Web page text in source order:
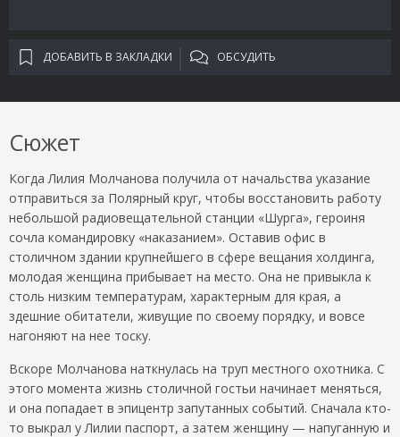
ДОБАВИТЬ В ЗАКЛАДКИ ОБСУДИТЬ
Сюжет
Когда Лилия Молчанова получила от начальства указание
отправиться за Полярный круг, чтобы восстановить работу
небольшой радиовещательной станции «Шурга», героиня
сочла командировку «наказанием». Оставив офис в
столичном здании крупнейшего в сфере вещания холдинга,
молодая женщина прибывает на место. Она не привыкла к
столь низким температурам, характерным для края, а
здешние обитатели, живущие по своему порядку, и вовсе
нагоняют на нее тоску.
Вскоре Молчанова наткнулась на труп местного охотника. С
этого момента жизнь столичной гостьи начинает меняться,
и она попадает в эпицентр запутанных событий. Сначала кто-
то выкрал у Лилии паспорт, а затем женщину — напуганную и